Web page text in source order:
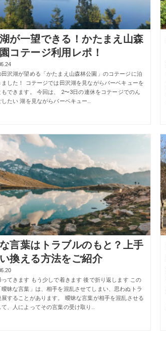
が一望できる！かたまえ山森
コテージ利用レポ！
田沢湖が望める「かたまえ山森林公園」のコテージに泊
ました！ コテージでは田沢湖を見ながらバーベキューを
できます。 今回は、 2〜3日の連休をコテージでのん
したい 湖を見ながらバーベキュー…
言葉はトラブルのもと？上手
換える方法をご紹介
ってきます もう少しで着きます 後で折り返します この
曖昧な言葉」は、相手を混乱させてしまい、思わぬトラ
展することがあります。 曖昧な言葉が相手を混乱させる
て、人によってその言葉の受け取り…